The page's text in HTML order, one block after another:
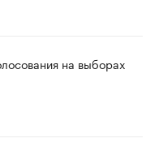
на выборах